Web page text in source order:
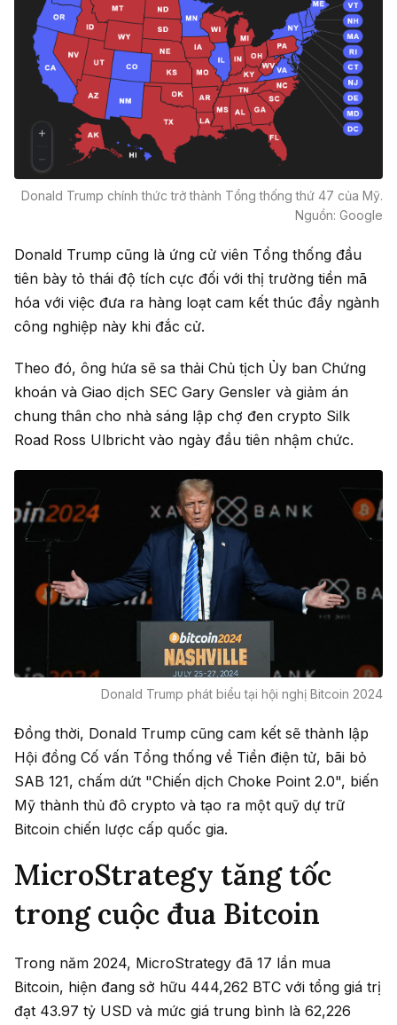
Donald Trump chính thức trở thành Tổng thống thứ 47 của Mỹ.
Nguồn: Google
Donald Trump cũng là ứng cử viên Tổng thống đầu
tiên bày tỏ thái độ tích cực đối với thị trường tiền mã
hóa với việc đưa ra hàng loạt cam kết thúc đẩy ngành
công nghiệp này khi đắc cử.
Theo đó, ông hứa sẽ sa thải Chủ tịch Ủy ban Chứng
khoán và Giao dịch SEC Gary Gensler và giảm án
chung thân cho nhà sáng lập chợ đen crypto Silk
Road Ross Ulbricht vào ngày đầu tiên nhậm chức.
Donald Trump phát biểu tại hội nghị Bitcoin 2024
Đồng thời, Donald Trump cũng cam kết sẽ thành lập
Hội đồng Cố vấn Tổng thống về Tiền điện tử, bãi bỏ
SAB 121, chấm dứt "Chiến dịch Choke Point 2.0", biến
Mỹ thành thủ đô crypto và tạo ra một quỹ dự trữ
Bitcoin chiến lược cấp quốc gia.
MicroStrategy tăng tốc
trong cuộc đua Bitcoin
Trong năm 2024, MicroStrategy đã 17 lần mua
Bitcoin, hiện đang sở hữu 444,262 BTC với tổng giá trị
đạt 43.97 tỷ USD và mức giá trung bình là 62,226